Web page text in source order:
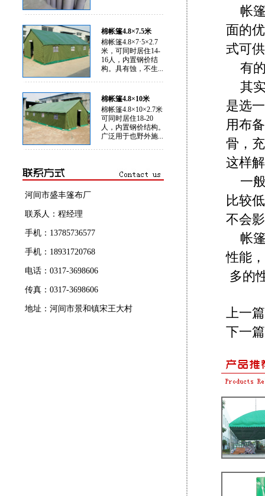
棉帐篷4.8×7.5米
棉帐篷4.8×7·5×2.7
米，可同时居住14-
16人，内置钢价结
构。具有蚀，不生...
棉帐篷4.8×10米
棉帐篷4.8×10×2.7米
可同时居住18-20
人，内置钢价结构。
广泛用于也野外施...
河间市盛丰篷布厂
联系人：程经理
手机：13785736577
手机：18931720768
电话：0317-3698606
传真：0317-3698606
地址：河间市景和镇宋王大村
帐
面的
式可
有
其
是选
用布
骨，
这样
一
比较
不会
帐
性能
多的
上一
下一